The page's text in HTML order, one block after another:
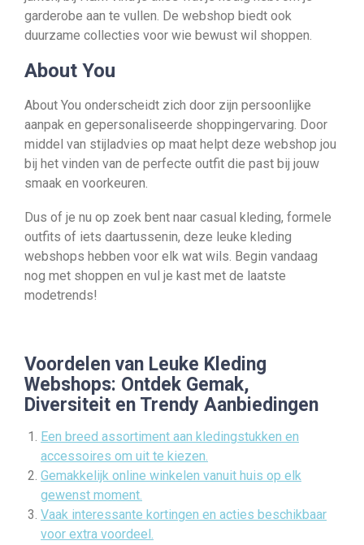
garderobe aan te vullen. De webshop biedt ook
duurzame collecties voor wie bewust wil shoppen.
About You
About You onderscheidt zich door zijn persoonlijke
aanpak en gepersonaliseerde shoppingervaring. Door
middel van stijladvies op maat helpt deze webshop jou
bij het vinden van de perfecte outfit die past bij jouw
smaak en voorkeuren.
Dus of je nu op zoek bent naar casual kleding, formele
outfits of iets daartussenin, deze leuke kleding
webshops hebben voor elk wat wils. Begin vandaag
nog met shoppen en vul je kast met de laatste
modetrends!
Voordelen van Leuke Kleding
Webshops: Ontdek Gemak,
Diversiteit en Trendy Aanbiedingen
Een breed assortiment aan kledingstukken en
accessoires om uit te kiezen.
Gemakkelijk online winkelen vanuit huis op elk
gewenst moment.
Vaak interessante kortingen en acties beschikbaar
voor extra voordeel.